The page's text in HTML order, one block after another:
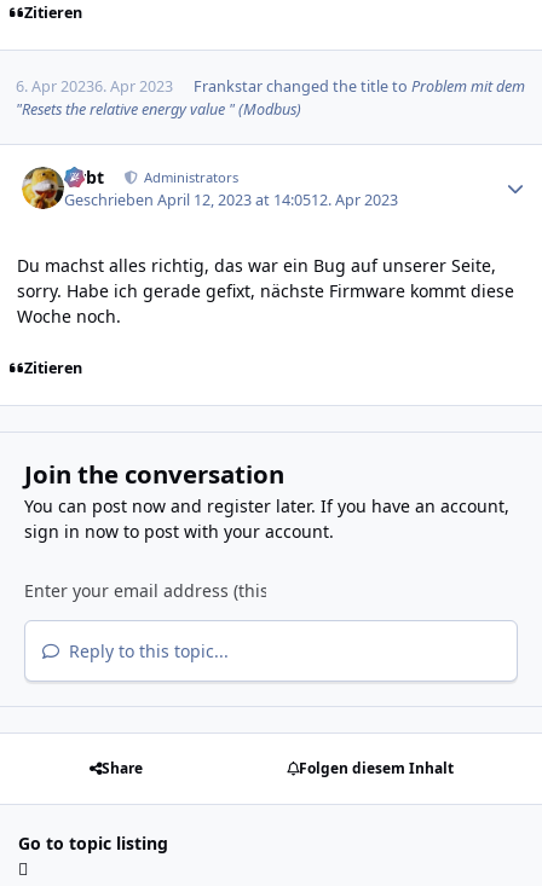
Zitieren
6. Apr 20236. Apr 2023 Frankstarchanged the title to Problem mit dem
"Resets the relative energy value " (Modbus)
rtrbt Administrators
GeschriebenApril 12, 2023 at 14:0512. Apr 2023
Du machst alles richtig, das war ein Bug auf unserer Seite,
sorry. Habe ich gerade gefixt, nächste Firmware kommt diese
Woche noch.
Zitieren
Join the conversation
You can post now and register later. If you have an account,
sign in nowto post with your account.
Reply to this topic...
Share Folgen diesem Inhalt
Go to topic listing